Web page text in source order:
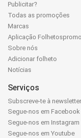
Publicitar?
Todas as promoções
Marcas
Aplicação
Sobre nós
Adicionar folheto
Notícias
Serviços
Subscreve-te à newsletter
Segue-nos em Facebook
Segue-nos em Instagram
Segue-nos em Youtube